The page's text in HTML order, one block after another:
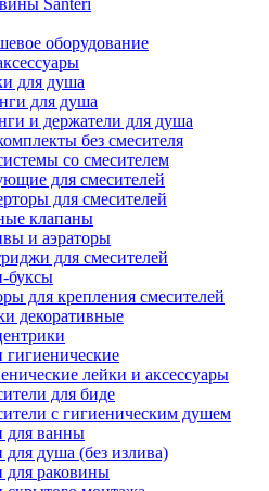
Santeri
оборудование
для душа
для душа
и держатели для душа
без смесителя
со смесителем
для смесителей
для смесителей
клапаны
и аэраторы
для смесителей
буксы
для крепления смесителей
декоративные
гигиенические
лейки и аксессуары
для биде
с гигиеническим душем
для ванны
для душа (без излива)
для раковины